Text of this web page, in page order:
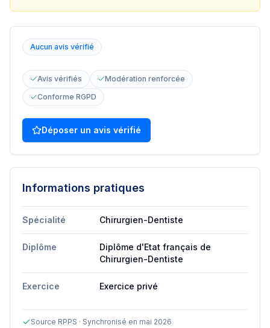
Aucun avis vérifié
Avis vérifiés
Modération renforcée
Conforme RGPD
Déposer un avis vérifié
Informations pratiques
Spécialité Chirurgien-Dentiste
Diplôme
Diplôme d'Etat français de
Chirurgien-Dentiste
Exercice Exercice privé
Source RPPS · Synchronisé en mai 2026